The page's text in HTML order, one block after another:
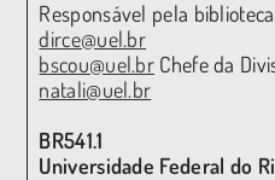
Responsável pela
dirce@uel.br
bscou@uel.br Chefe da
natali@uel.br
BR541.1
Universidade Federal do